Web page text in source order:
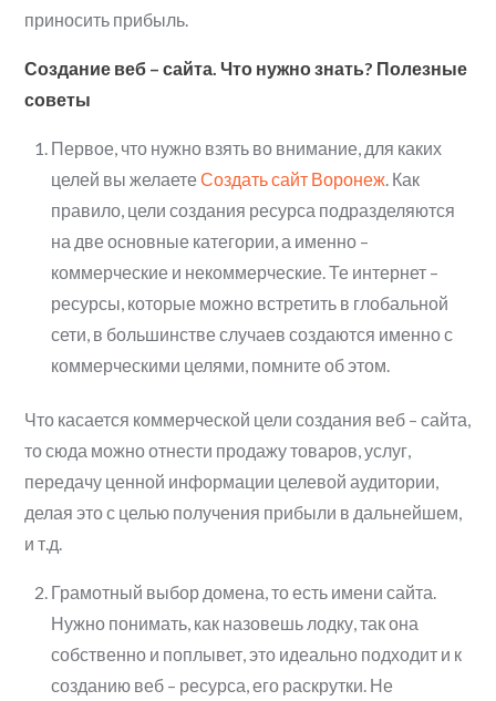
приносить прибыль.
Создание веб – сайта. Что нужно знать? Полезные
советы
Первое, что нужно взять во внимание, для каких
целей вы желаетеСоздать сайт Воронеж. Как
правило, цели создания ресурса подразделяются
на две основные категории, а именно –
коммерческие и некоммерческие. Те интернет –
ресурсы, которые можно встретить в глобальной
сети, в большинстве случаев создаются именно с
коммерческими целями, помните об этом.
Что касается коммерческой цели создания веб – сайта,
то сюда можно отнести продажу товаров, услуг,
передачу ценной информации целевой аудитории,
делая это с целью получения прибыли в дальнейшем,
и т.д.
Грамотный выбор домена, то есть имени сайта.
Нужно понимать, как назовешь лодку, так она
собственно и поплывет, это идеально подходит и к
созданию веб – ресурса, его раскрутки. Не